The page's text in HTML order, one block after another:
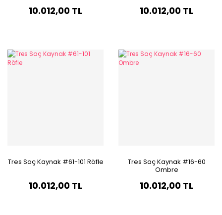
10.012,00 TL 10.012,00 TL
Tres Saç Kaynak #61-101 Röfle
10.012,00 TL
Tres Saç Kaynak #16-60
Ombre
10.012,00 TL